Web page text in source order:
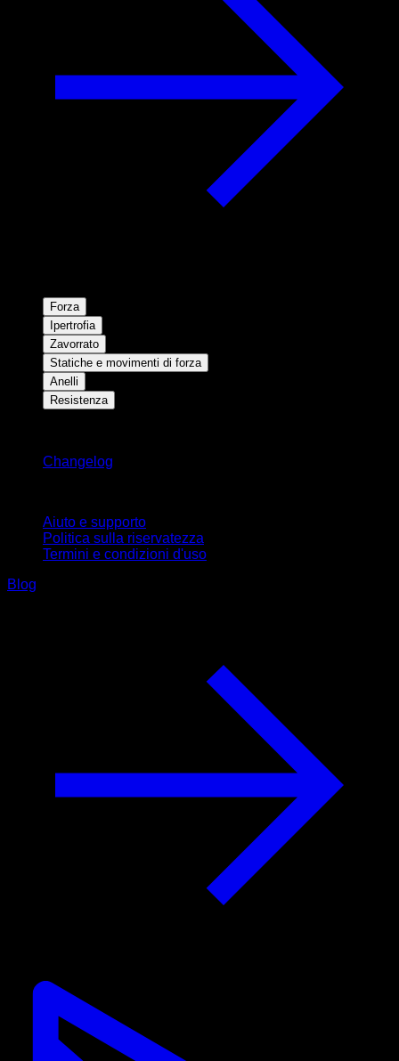
Forza
Ipertrofia
Zavorrato
Statiche e movimenti di forza
Anelli
Resistenza
Changelog
Aiuto e supporto
Politica sulla riservatezza
Termini e condizioni d'uso
Blog